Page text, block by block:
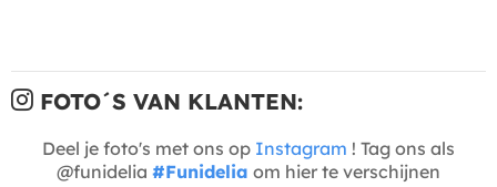
FOTO´S VAN KLANTEN:
Deel je foto's met ons op Instagram ! Tag ons als
@funidelia #Funidelia om hier te verschijnen